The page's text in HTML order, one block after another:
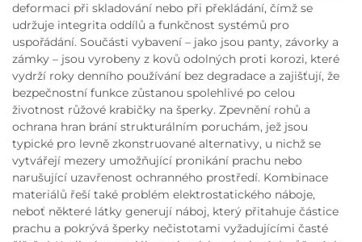
deformaci při skladování nebo při překládání, čímž se
udržuje integrita oddílů a funkčnost systémů pro
uspořádání. Součásti vybavení – jako jsou panty, závorky a
zámky – jsou vyrobeny z kovů odolných proti korozi, které
vydrží roky denního používání bez degradace a zajišťují, že
bezpečnostní funkce zůstanou spolehlivé po celou
životnost růžové krabičky na šperky. Zpevnění rohů a
ochrana hran brání strukturálním poruchám, jež jsou
typické pro levně zkonstruované alternativy, u nichž se
vytvářejí mezery umožňující pronikání prachu nebo
narušující uzavřenost ochranného prostředí. Kombinace
materiálů řeší také problém elektrostatického náboje,
neboť některé látky generují náboj, který přitahuje částice
prachu a pokrývá šperky nečistotami vyžadujícími časté